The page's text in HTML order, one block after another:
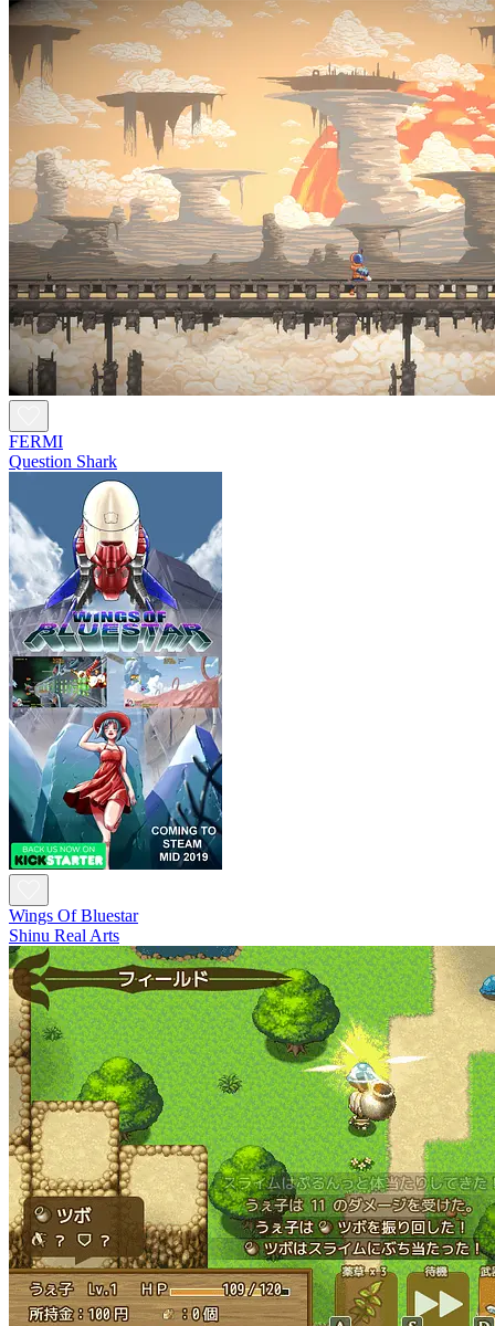
FERMI
Question Shark
Wings Of Bluestar
Shinu Real Arts